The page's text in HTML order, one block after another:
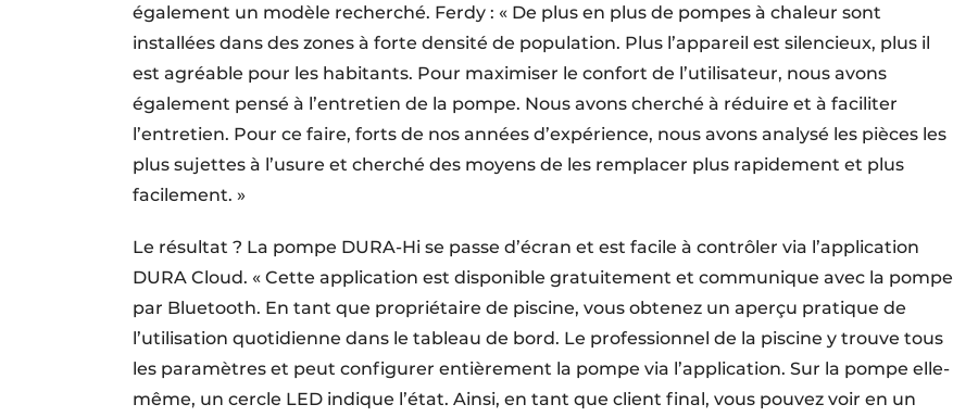
également un modèle recherché. Ferdy : « De plus en plus de pompes à chaleur sont
installées dans des zones à forte densité de population. Plus l’appareil est silencieux, plus il
est agréable pour les habitants. Pour maximiser le confort de l’utilisateur, nous avons
également pensé à l’entretien de la pompe. Nous avons cherché à réduire et à faciliter
l’entretien. Pour ce faire, forts de nos années d’expérience, nous avons analysé les pièces les
plus sujettes à l’usure et cherché des moyens de les remplacer plus rapidement et plus
facilement. »
Le résultat ? La pompe DURA-Hi se passe d’écran et est facile à contrôler via l’application
DURA Cloud. « Cette application est disponible gratuitement et communique avec la pompe
par Bluetooth. En tant que propriétaire de piscine, vous obtenez un aperçu pratique de
l’utilisation quotidienne dans le tableau de bord. Le professionnel de la piscine y trouve tous
les paramètres et peut configurer entièrement la pompe via l’application. Sur la pompe elle-
même, un cercle LED indique l’état. Ainsi, en tant que client final, vous pouvez voir en un